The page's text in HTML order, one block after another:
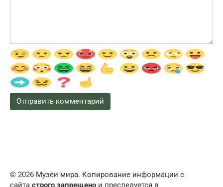
© 2026 Музеи мира. Копирование информации с
сайта строго запрещено и преследуется в